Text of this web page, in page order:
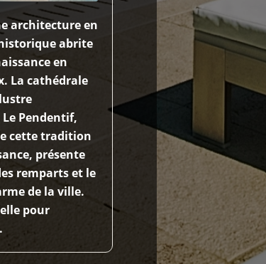
architecture en
abrite
en
La cathédrale
Pendentif,
cette tradition
présente
remparts et le
de la ville.
pour